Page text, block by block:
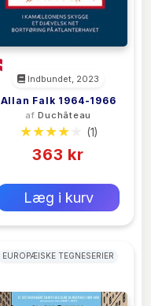
Indbundet, 2023
Allan Falk 1964-1966
afDuchâteau
(1)
363 kr
Læg i kurv
EUROPÆISKE TEGNESERIER